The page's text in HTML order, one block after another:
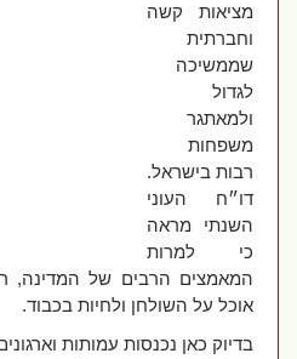
מציאות קשה
וחברתית
שממשיכה
לגדול
ולמאתגר
משפחות
רבות בישראל.
דו״ח העוני
השנתי מראה
כי למרות
המאמצים הרבים של המדינה,
אוכל על השולחן ולחיות בכבוד.
בדיוק כאן נכנסות עמותות